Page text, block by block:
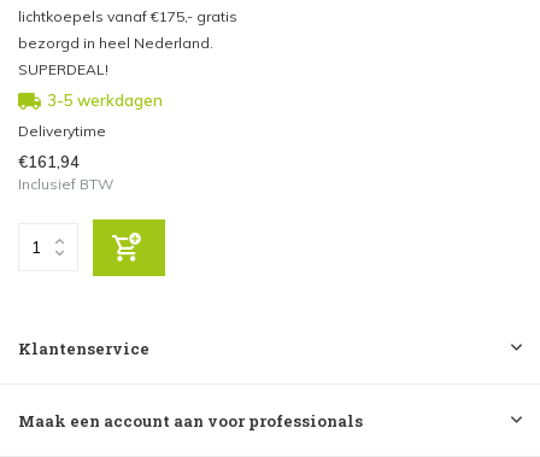
lichtkoepels vanaf €175,- gratis
bezorgd in heel Nederland.
SUPERDEAL!
3-5 werkdagen
Deliverytime
€161,94
Inclusief BTW
Klantenservice
Maak een account aan voor professionals